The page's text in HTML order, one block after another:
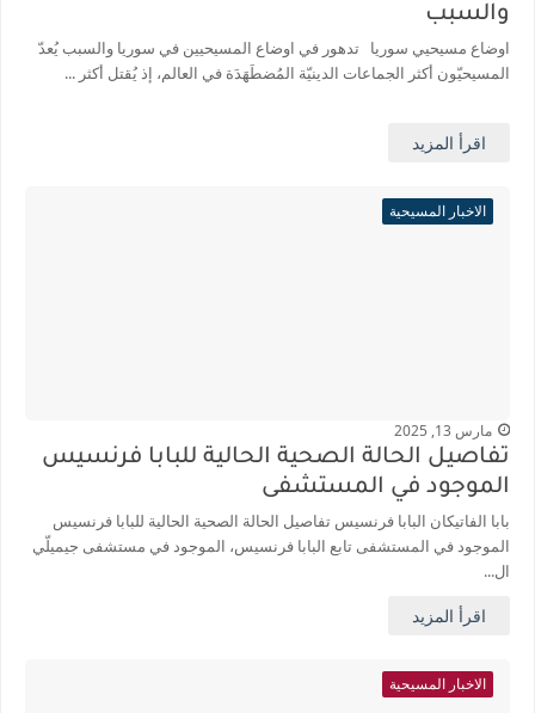
والسبب
اوضاع مسيحيي سوريا تدهور في اوضاع المسيحيين في سوريا والسبب يُعدّ
المسيحيّون أكثر الجماعات الدينيّة المُضطَهَدَة في العالم، إذ يُقتل أكثر ...
اقرأ المزيد
الاخبار المسيحية
مارس 13, 2025
تفاصيل الحالة الصحية الحالية للبابا فرنسيس
الموجود في المستشفى
بابا الفاتيكان البابا فرنسيس تفاصيل الحالة الصحية الحالية للبابا فرنسيس
الموجود في المستشفى تابع البابا فرنسيس، الموجود في مستشفى جيميلّي
ال...
اقرأ المزيد
الاخبار المسيحية